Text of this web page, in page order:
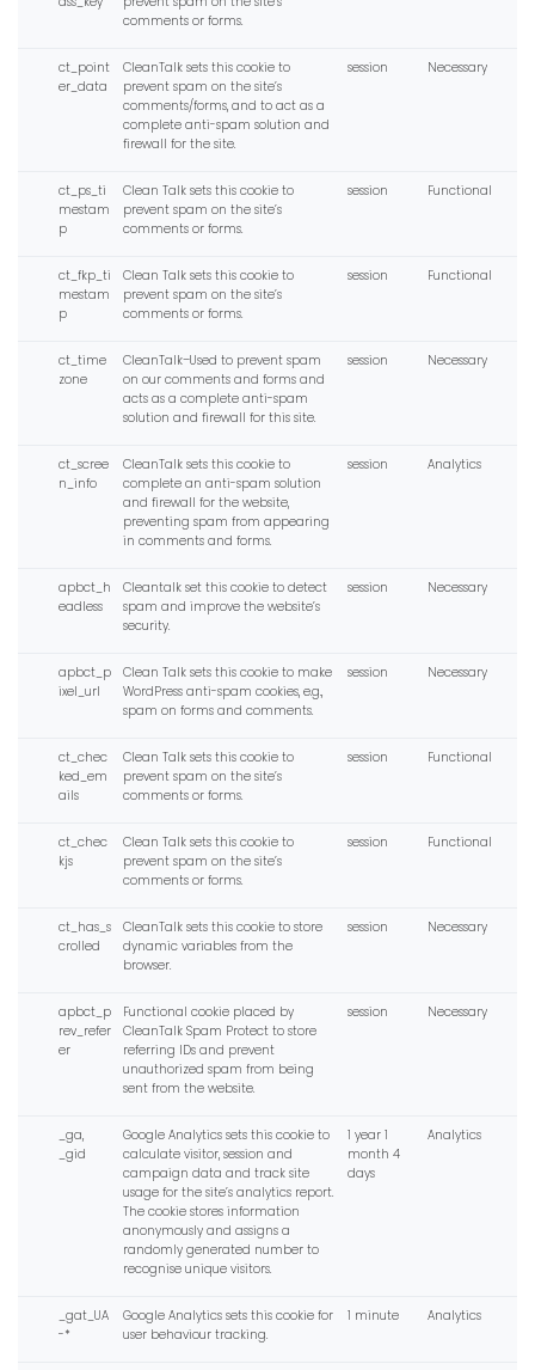
comments or forms.
ct_point
er_data
CleanTalk sets this cookie to
prevent spam on the site’s
comments/forms, and to act as a
complete anti-spam solution and
firewall for the site.
session Necessary
ct_ps_ti
mestam
p
Clean Talk sets this cookie to
prevent spam on the site’s
comments or forms.
session Functional
ct_fkp_ti
mestam
p
Clean Talk sets this cookie to
prevent spam on the site’s
comments or forms.
session Functional
ct_time
zone
CleanTalk–Used to prevent spam
on our comments and forms and
acts as a complete anti-spam
solution and firewall for this site.
session Necessary
ct_scree
n_info
CleanTalk sets this cookie to
complete an anti-spam solution
and firewall for the website,
preventing spam from appearing
in comments and forms.
session Analytics
apbct_h
eadless
Cleantalk set this cookie to detect
spam and improve the website’s
security.
session Necessary
apbct_p
ixel_url
Clean Talk sets this cookie to make
WordPress anti-spam cookies, e.g.,
spam on forms and comments.
session Necessary
ct_chec
ked_em
ails
Clean Talk sets this cookie to
prevent spam on the site’s
comments or forms.
session Functional
ct_chec
kjs
Clean Talk sets this cookie to
prevent spam on the site’s
comments or forms.
session Functional
ct_has_s
crolled
CleanTalk sets this cookie to store
dynamic variables from the
browser.
session Necessary
apbct_p
rev_refer
er
Functional cookie placed by
CleanTalk Spam Protect to store
referring IDs and prevent
unauthorized spam from being
sent from the website.
session Necessary
_ga,
_gid
Google Analytics sets this cookie to
calculate visitor, session and
campaign data and track site
usage for the site’s analytics report.
The cookie stores information
anonymously and assigns a
randomly generated number to
recognise unique visitors.
1 year 1
month 4
days
Analytics
_gat_UA
-*
Google Analytics sets this cookie for
user behaviour tracking.
1 minute Analytics